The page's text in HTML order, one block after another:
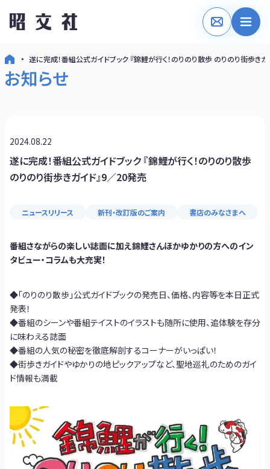
お知らせ
遂に完成！番組公式ガイドブック 『錦鯉が行く！のりのり散歩 のりのり街歩き
2024.08.22
遂に完成！番組公式ガイドブック 『錦鯉が行く！のりのり散歩
のりのり街歩きガイド』9／20発売
ニュースリリース 新刊・改訂版のご案内 書店のみなさまへ
番組さながらの楽しい誌面に加え錦鯉さんほかゆかりの方へのイン
タビュー・コラムも大充実！
◆「のりのり散歩」公式ガイドブックの発売日、価格、内容等を本日正式
発表！
◆番組のシーンや番組テイストのイラストも随所に使用、追体験を存分
に味わえる誌面
◆番組の人気の秘密を徹底解剖するコーナーがいっぱい！
◆街歩きガイドやゆかりの地ピックアップなど、聖地巡礼のためのガイ
ド情報も満載